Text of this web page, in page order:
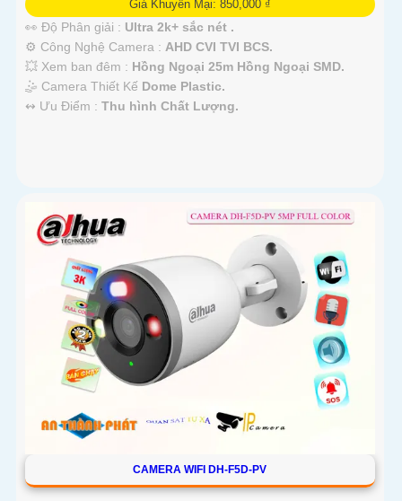
Giá Khuyến Mại: 850,000 ₫
👀 Độ Phân giải : Ultra 2k+ sắc nét .
⚙ Công Nghệ Camera : AHD CVI TVI BCS.
💥 Xem ban đêm : Hồng Ngoại 25m Hồng Ngoại SMD.
🤹 Camera Thiết Kế Dome Plastic.
️↭ Ưu Điểm : Thu hình Chất Lượng.
CAMERA WIFI DH-F5D-PV